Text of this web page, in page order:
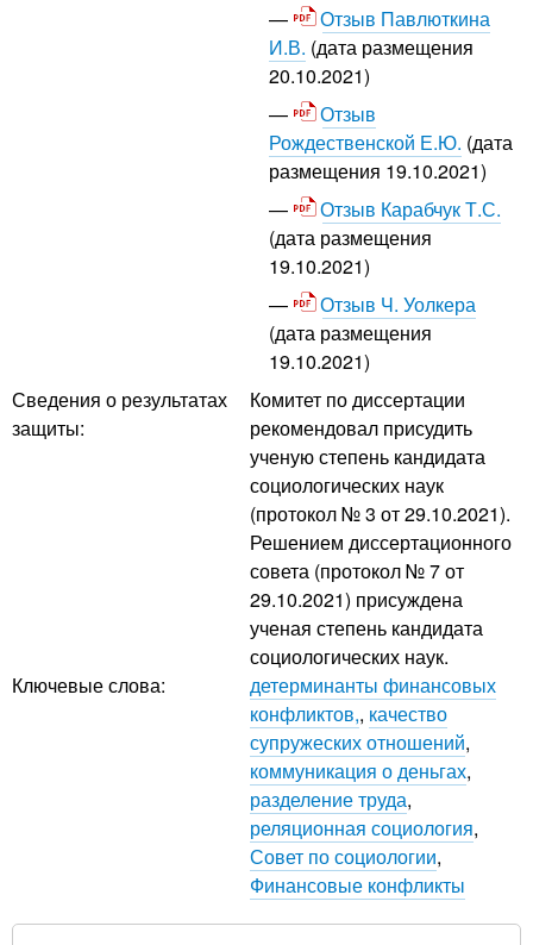
Отзыв Павлюткина
И.В. (дата размещения
20.10.2021)
Отзыв
Рождественской Е.Ю. (дата
размещения 19.10.2021)
Отзыв Карабчук Т.С.
(дата размещения
19.10.2021)
Отзыв Ч. Уолкера
(дата размещения
19.10.2021)
Сведения о результатах
защиты:
Комитет по диссертации
рекомендовал присудить
ученую степень кандидата
социологических наук
(протокол № 3 от 29.10.2021).
Решением диссертационного
совета (протокол № 7 от
29.10.2021) присуждена
ученая степень кандидата
социологических наук.
Ключевые слова:
детерминанты финансовых
конфликтов,, качество
супружеских отношений,
коммуникация о деньгах,
разделение труда,
реляционная социология,
Совет по социологии,
Финансовые конфликты